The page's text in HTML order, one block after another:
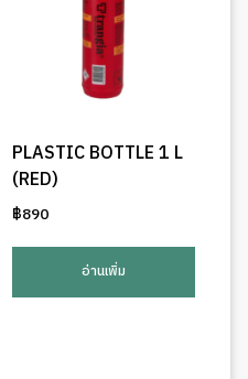
PLASTIC BOTTLE 1 L
(RED)
฿890
อ่านเพิ่ม